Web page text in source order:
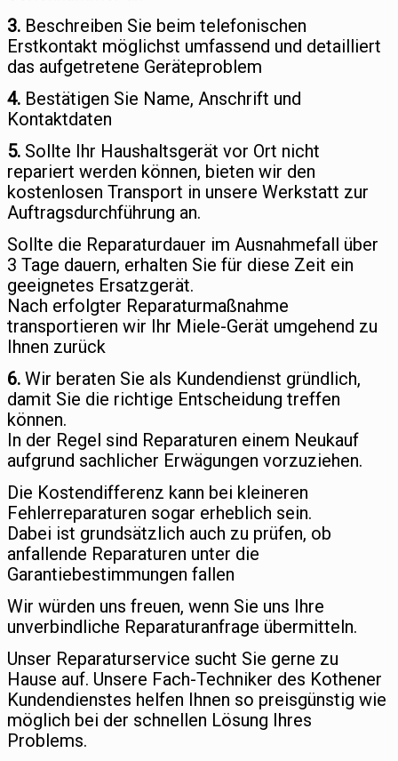
3. Beschreiben Sie beim telefonischen
Erstkontakt möglichst umfassend und detailliert
das aufgetretene Geräteproblem
4. Bestätigen Sie Name, Anschrift und
Kontaktdaten
5. Sollte Ihr Haushaltsgerät vor Ort nicht
repariert werden können, bieten wir den
kostenlosen Transport in unsere Werkstatt zur
Auftragsdurchführung an.
Sollte die Reparaturdauer im Ausnahmefall über
3 Tage dauern, erhalten Sie für diese Zeit ein
geeignetes Ersatzgerät.
Nach erfolgter Reparaturmaßnahme
transportieren wir Ihr Miele-Gerät umgehend zu
Ihnen zurück
6. Wir beraten Sie als Kundendienst gründlich,
damit Sie die richtige Entscheidung treffen
können.
In der Regel sind Reparaturen einem Neukauf
aufgrund sachlicher Erwägungen vorzuziehen.
Die Kostendifferenz kann bei kleineren
Fehlerreparaturen sogar erheblich sein.
Dabei ist grundsätzlich auch zu prüfen, ob
anfallende Reparaturen unter die
Garantiebestimmungen fallen
Wir würden uns freuen, wenn Sie uns Ihre
unverbindliche Reparaturanfrage übermitteln.
Unser Reparaturservice sucht Sie gerne zu
Hause auf. Unsere Fach-Techniker des Kothener
Kundendienstes helfen Ihnen so preisgünstig wie
möglich bei der schnellen Lösung Ihres
Problems.